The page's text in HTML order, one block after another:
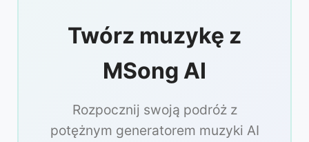
Twórz muzykę z
MSong AI
Rozpocznij swoją podróż z
potężnym generatorem muzyki AI